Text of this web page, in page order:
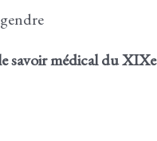
savoir médical du XIXe